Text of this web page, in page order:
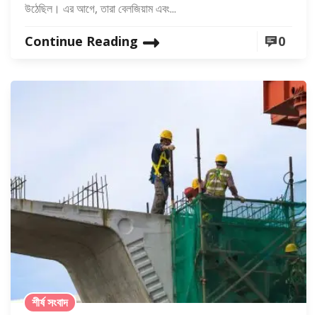
উঠেছিল। এর আগে, তারা বেলজিয়াম এবং...
Continue Reading 0
শীর্ষ সংবাদ